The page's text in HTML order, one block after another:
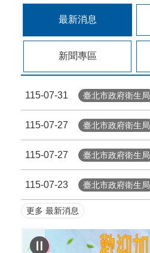
最新消息
新聞專區
115-07-31 臺北市政府衛生局
115-07-27 臺北市政府衛生局
115-07-27 臺北市政府衛生局
115-07-23 臺北市政府衛生局
更多 最新消息